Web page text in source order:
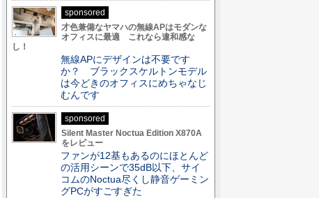
sponsored
才色兼備なヤマハの無線APはモダンな
オフィスに最適 これなら違和感な
し！
無線APにデザインは不要です
か？ ブラックスケルトンモデル
は今どきのオフィスにめちゃなじ
むんです
sponsored
Silent Master Noctua Edition X870A
をレビュー
ファンが12基もあるのにほとんど
の活用シーンで35dB以下、サイ
コムのNoctua尽くし静音ゲーミン
グPCがすごすぎた